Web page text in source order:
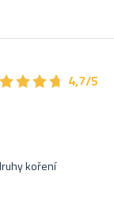
★★★★
★★★★ 4,7/5
koření